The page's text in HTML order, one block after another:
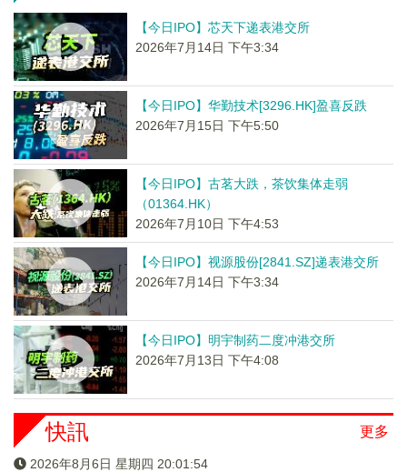
【今日IPO】芯天下递表港交所
2026年7月14日 下午3:34
【今日IPO】华勤技术[3296.HK]盈喜反跌
2026年7月15日 下午5:50
【今日IPO】古茗大跌，茶饮集体走弱
（01364.HK）
2026年7月10日 下午4:53
【今日IPO】视源股份[2841.SZ]递表港交所
2026年7月14日 下午3:34
【今日IPO】明宇制药二度冲港交所
2026年7月13日 下午4:08
更多
快訊
2026年8月6日 星期四 20:01:54